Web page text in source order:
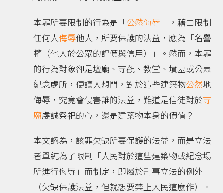
本罪所要限制的行為是「公然侮辱 」，藉由限制
任何人侮辱他人，所要保護的法益，應為「名譽
權（他人於公眾的評價與信用）」。然而，本罪
的行為對象卻是壇廟、寺觀、教堂、墳墓或公眾
紀念處所，便讓人想問，對於這些建築物公然地
侮辱，究竟會侵害誰的法益，難道是信徒對於寺
廟虔誠祭祀的心，還是建築物本身的價值？
本文認為，該罪欠缺所要保護的法益，而是立法
者單純為了限制「人民對於這些建築物或紀念場
所進行侮辱」而制定，即屬於刑事立法的例外
（欠缺保護法益，但就想要禁止人民這麼作）。